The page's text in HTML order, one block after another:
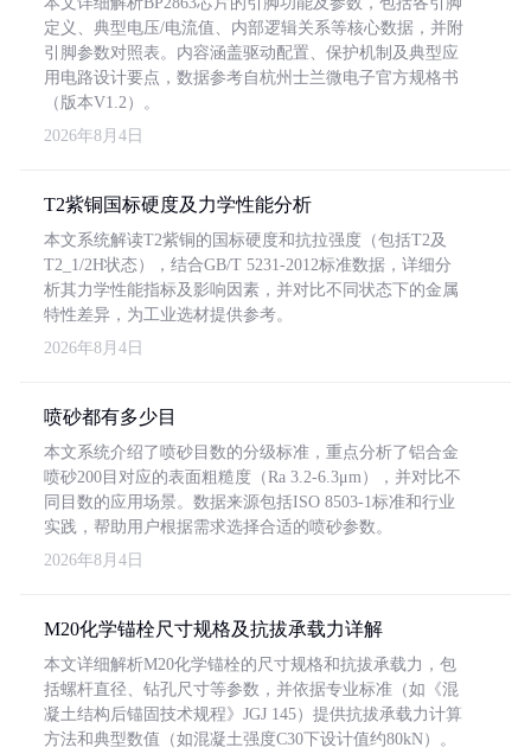
定义、典型电压/电流值、内部逻辑关系等核心数据，并附
引脚参数对照表。内容涵盖驱动配置、保护机制及典型应
用电路设计要点，数据参考自杭州士兰微电子官方规格书
（版本V1.2）。
2026年8月4日
T2紫铜国标硬度及力学性能分析
本文系统解读T2紫铜的国标硬度和抗拉强度（包括T2及
T2_1/2H状态），结合GB/T 5231-2012标准数据，详细分
析其力学性能指标及影响因素，并对比不同状态下的金属
特性差异，为工业选材提供参考。
2026年8月4日
喷砂都有多少目
本文系统介绍了喷砂目数的分级标准，重点分析了铝合金
喷砂200目对应的表面粗糙度（Ra 3.2-6.3μm），并对比不
同目数的应用场景。数据来源包括ISO 8503-1标准和行业
实践，帮助用户根据需求选择合适的喷砂参数。
2026年8月4日
M20化学锚栓尺寸规格及抗拔承载力详解
本文详细解析M20化学锚栓的尺寸规格和抗拔承载力，包
括螺杆直径、钻孔尺寸等参数，并依据专业标准（如《混
凝土结构后锚固技术规程》JGJ 145）提供抗拔承载力计算
方法和典型数值（如混凝土强度C30下设计值约80kN）。